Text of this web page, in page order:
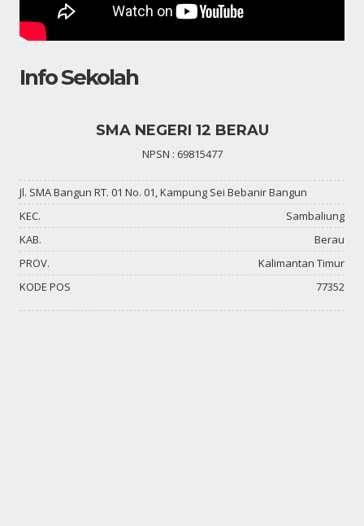
Info Sekolah
SMA NEGERI 12 BERAU
NPSN : 69815477
Jl. SMA Bangun RT. 01 No. 01, Kampung Sei Bebanir Bangun
KEC.
Sambaliung
KAB.
Berau
PROV.
Kalimantan Timur
KODE POS
77352